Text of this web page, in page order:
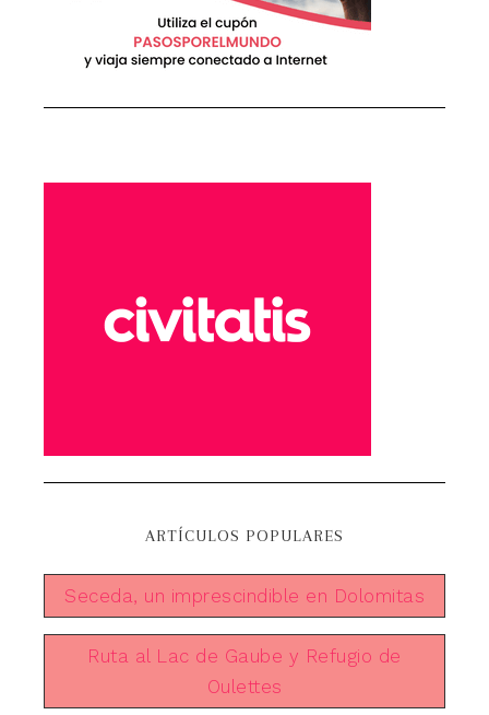
ARTÍCULOS POPULARES
Seceda, un imprescindible en Dolomitas
Ruta al Lac de Gaube y Refugio de
Oulettes